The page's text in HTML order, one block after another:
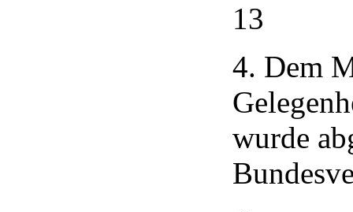
13
4. Dem
wurde